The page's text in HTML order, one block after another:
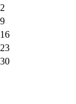
2
9
16
23
30